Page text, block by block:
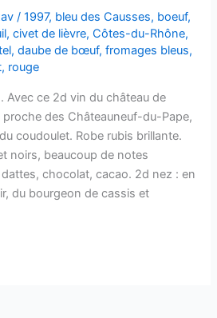
/1997, bleu des Causses, boeuf,
,civet de lièvre,Côtes-du-Rhône,
,daube de bœuf,fromages bleus,
, rouge
Avec ce 2d vin du château de
des Châteauneuf-du-Pape,
coudoulet. Robe rubis brillante.
noirs, beaucoup de notes
dattes, chocolat, cacao. 2d nez : en
du bourgeon de cassis et